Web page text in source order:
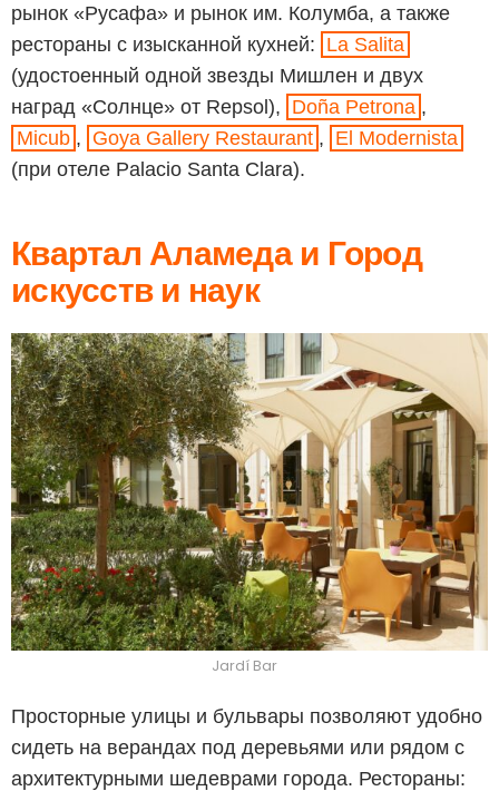
рынок «Русафа» и рынок им. Колумба, а также
рестораны с изысканной кухней: La Salita
(удостоенный одной звезды Мишлен и двух
наград «Солнце» от Repsol), Doña Petrona ,
Micub , Goya Gallery Restaurant , El Modernista
(при отеле Palacio Santa Clara).
Квартал Аламеда и Город
искусств и наук
Jardí Bar
Просторные улицы и бульвары позволяют удобно
сидеть на верандах под деревьями или рядом с
архитектурными шедеврами города. Рестораны: